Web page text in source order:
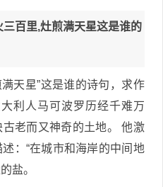
百里,灶煎满天星这是谁的
天星”这是谁的诗句，求作
利人马可波罗历经千难万
老而又神奇的土地。 他激
：“在城市和海岸的中间地
盐。